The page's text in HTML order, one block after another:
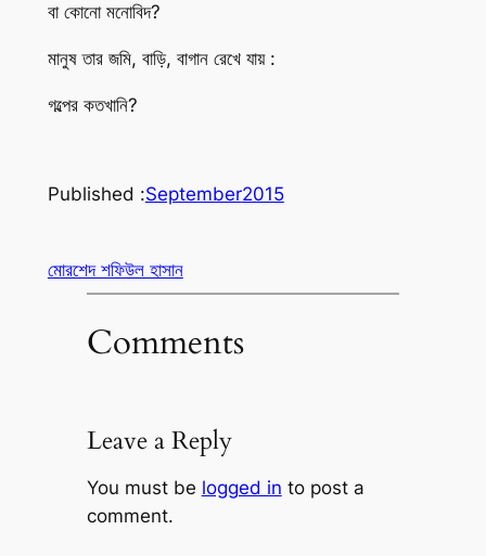
বা কোনো মনোবিদ?
মানুষ তার জমি, বাড়ি, বাগান রেখে যায় :
গল্পের কতখানি?
Published :September2015
মোরশেদ শফিউল হাসান
Comments
Leave a Reply
You must be logged in to post a
comment.